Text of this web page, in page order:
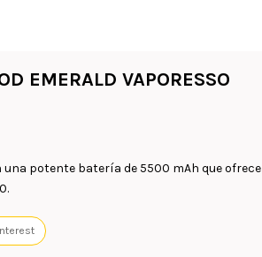
EMERALD VAPORESSO
potente batería de 5500 mAh que ofrece